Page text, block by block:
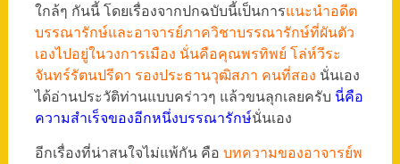
ใกล้ๆ กันนี้ โดยเรื่องจากปกฉบับนี้เป็นการแนะนำอดีต
บรรณารักษ์และอาจารย์ภาควิชาบรรณารักษ์ที่ผันตัว
เองไปอยู่ในวงการเมือง นั่นคือคุณพรทิพย์ โล่ห์วีระ
จันทร์รัตนปรีดา รองประธานวุฒิสภา คนที่สอง นั่นเอง
ได้อ่านประวัติท่านแบบคร่าวๆ แล้วขนลุกเลยครับ นี่คือ
ความสำเร็จของอีกหนึ่งบรรณารักษ์นั่นเอง
อีกเรื่องที่น่าสนใจไม่แพ้กัน คือ บทความของอาจารย์พ